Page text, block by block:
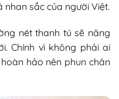
sắc của người Việt.
nét thanh tú sẽ nâng
Chính vì không phải ai
hảo nên phun chân